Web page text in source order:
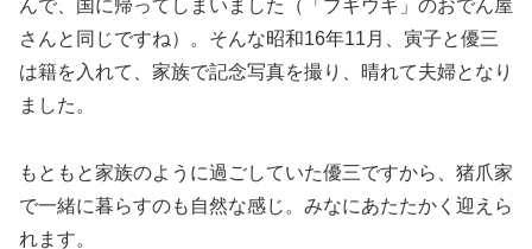
んで、国に帰ってしまいました（「ブギウギ」のおでん屋
さんと同じですね）。そんな昭和16年11月、寅子と優三
は籍を入れて、家族で記念写真を撮り、晴れて夫婦となり
ました。
もともと家族のように過ごしていた優三ですから、猪爪家
で一緒に暮らすのも自然な感じ。みなにあたたかく迎えら
れます。